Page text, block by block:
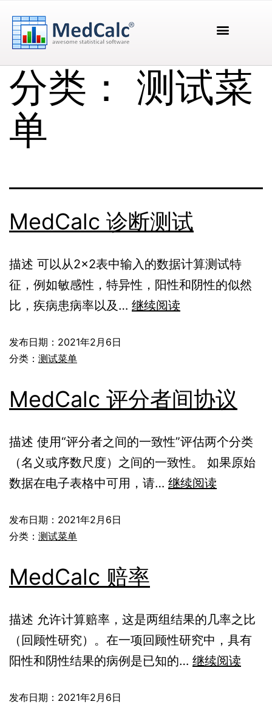
分类： 测试菜
单
MedCalc 诊断测试
描述 可以从2×2表中输入的数据计算测试特
征，例如敏感性，特异性，阳性和阴性的似然
比，疾病患病率以及… 继续阅读
发布日期： 2021年2月6日
分类： 测试菜单
MedCalc 评分者间协议
描述 使用“评分者之间的一致性”评估两个分类
（名义或序数尺度）之间的一致性。 如果原始
数据在电子表格中可用，请… 继续阅读
发布日期： 2021年2月6日
分类： 测试菜单
MedCalc 赔率
描述 允许计算赔率，这是两组结果的几率之比
（回顾性研究）。在一项回顾性研究中，具有
阳性和阴性结果的病例是已知的… 继续阅读
发布日期： 2021年2月6日